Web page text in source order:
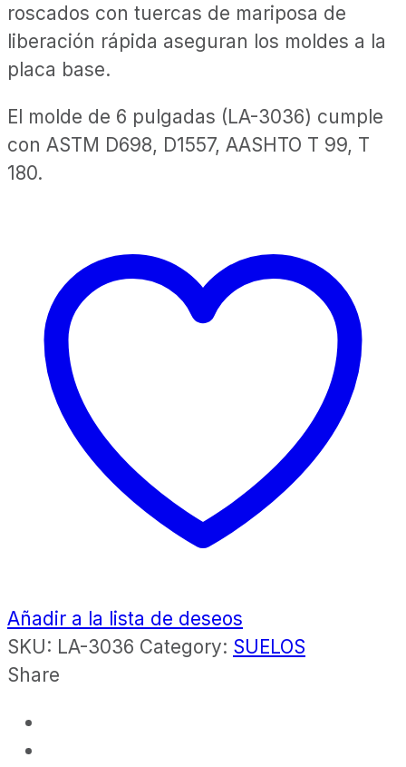
roscados con tuercas de mariposa de
liberación rápida aseguran los moldes a la
placa base.
El molde de 6 pulgadas (LA-3036) cumple
con ASTM D698, D1557, AASHTO T 99, T
180.
Añadir a la lista de deseos
SKU: LA-3036 Category: SUELOS
Share